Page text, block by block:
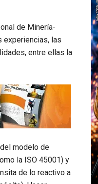
de Minería-
experiencias, las
entre ellas la
modelo de
la ISO 45001) y
de lo reactivo a